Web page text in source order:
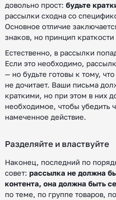
довольно прост: будьте
рассылки сходна со
Основное отличие
знаков, но принцип краткости
Естественно, в рассылки
Если это необходимо,
— но будьте готовы к тому,
не дочитает. Ваши письма
краткими, но при этом в них
необходимое, чтобы убедить
намеченное действие.
Разделяйте и властвуйте
Наконец, последний по
совет: рассылка не должна
контента, она должна быть
по теме, по группе товаров,